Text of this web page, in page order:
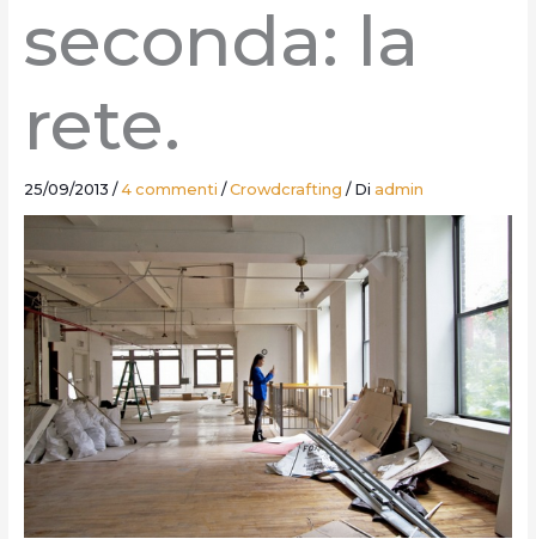
seconda: la
rete.
25/09/2013 /4 commenti /Crowdcrafting / Di admin